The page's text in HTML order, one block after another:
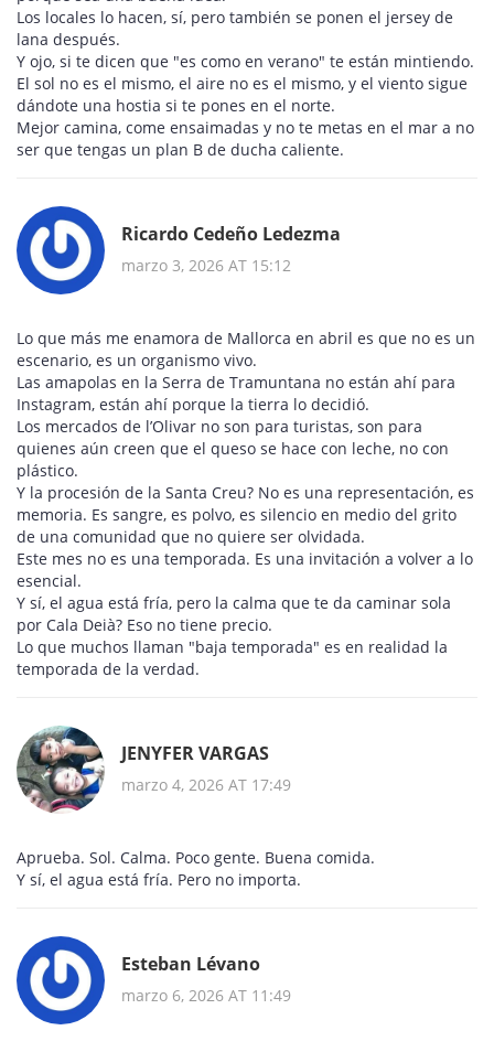
Los locales lo hacen, sí, pero también se ponen el jersey de
lana después.
Y ojo, si te dicen que "es como en verano" te están mintiendo.
El sol no es el mismo, el aire no es el mismo, y el viento sigue
dándote una hostia si te pones en el norte.
Mejor camina, come ensaimadas y no te metas en el mar a no
ser que tengas un plan B de ducha caliente.
Ricardo Cedeño Ledezma
marzo 3, 2026 AT 15:12
Lo que más me enamora de Mallorca en abril es que no es un
escenario, es un organismo vivo.
Las amapolas en la Serra de Tramuntana no están ahí para
Instagram, están ahí porque la tierra lo decidió.
Los mercados de l’Olivar no son para turistas, son para
quienes aún creen que el queso se hace con leche, no con
plástico.
Y la procesión de la Santa Creu? No es una representación, es
memoria. Es sangre, es polvo, es silencio en medio del grito
de una comunidad que no quiere ser olvidada.
Este mes no es una temporada. Es una invitación a volver a lo
esencial.
Y sí, el agua está fría, pero la calma que te da caminar sola
por Cala Deià? Eso no tiene precio.
Lo que muchos llaman "baja temporada" es en realidad la
temporada de la verdad.
JENYFER VARGAS
marzo 4, 2026 AT 17:49
Aprueba. Sol. Calma. Poco gente. Buena comida.
Y sí, el agua está fría. Pero no importa.
Esteban Lévano
marzo 6, 2026 AT 11:49